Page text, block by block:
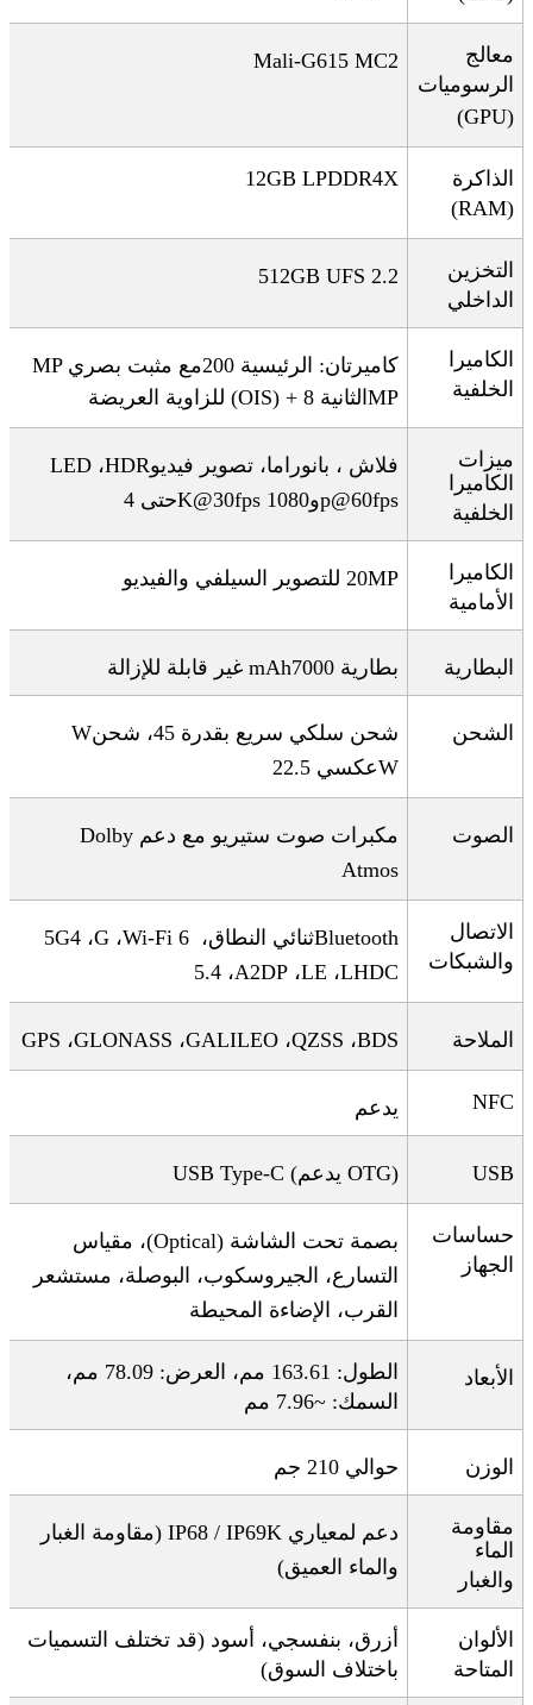
معالج
الرسوميات
(GPU)
Mali-G615 MC2
الذاكرة
(RAM)
12GB LPDDR4X
التخزين
الداخلي
512GB UFS 2.2
الكاميرا
الخلفية
كاميرتان: الرئيسية 200 MP مع مثبت بصري
(OIS) +
الثانية 8MP للزاوية العريضة
ميزات
الكاميرا
الخلفية
فلاش ،HDR، بانوراما، تصوير فيديو
حتى 4K@30fps و1080p@60fps
الكاميرا
الأمامية
20MP للتصوير السيلفي والفيديو
البطارية بطارية 7000 mAh غير قابلة للإزالة
الشحن شحن سلكي سريع بقدرة 45 W، شحن
عكسي 22.5W
الصوت مكبرات صوت ستيريو مع دعم Dolby
Atmos
الاتصال
والشبكات
5G ، 4G،Wi-Fi 6 ثنائي النطاق،Bluetooth
5.4،A2DP،LE ،LHDC
الملاحة GPS ،GLONASS ،GALILEO،QZSS ،BDS
NFC يدعم
USB
USB Type-C (يدعم OTG)
حساسات
الجهاز
بصمة تحت الشاشة (Optical)
، مقياس
التسارع، الجيروسكوب، البوصلة، مستشعر
القرب، الإضاءة المحيطة
الأبعاد
الطول: 163.61 مم، العرض: 78.09 مم،
السمك: ~7.96 مم
الوزن حوالي 210 جم
مقاومة
الماء
والغبار
دعم لمعياري
مقاومة الغبار
والماء العميق)
الألوان
المتاحة
أزرق، بنفسجي، أسود (قد تختلف التسميات
باختلاف السوق)